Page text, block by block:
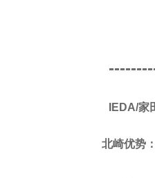
IEDA/
北崎优势